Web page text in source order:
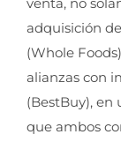
venta, no
adquisición
(Whole
alianzas con
(BestBuy),
que ambos